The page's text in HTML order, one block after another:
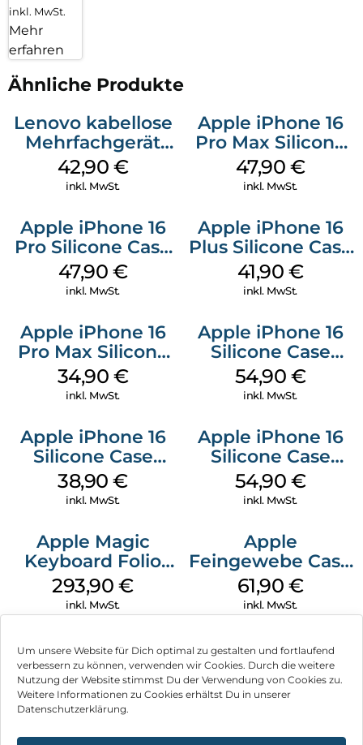
Um unsere Website für Dich optimal zu gestalten und fortlaufend
verbessern zu können, verwenden wir Cookies. Durch die weitere
Nutzung der Website stimmst Du der Verwendung von Cookies zu.
Weitere Informationen zu Cookies erhältst Du in unserer
Datenschutzerklärung.
inkl. MwSt.
Mehr
erfahren
Ähnliche Produkte
Lenovo kabellose
Mehrfachgerät
Luna Grey
42,90 €
inkl. MwSt.
Apple iPhone 16
Pro Max Silicone
Case MagSafe
Black
47,90 €
inkl. MwSt.
Apple iPhone 16
Pro Silicone Case
MagSafe Denim
47,90 €
inkl. MwSt.
Apple iPhone 16
Plus Silicone Case
MagSafe Stone
Gray
41,90 €
inkl. MwSt.
Apple iPhone 16
Pro Max Silicone
Case MagSafe
Denim
34,90 €
inkl. MwSt.
Apple iPhone 16
Silicone Case
MagSafe Black
54,90 €
inkl. MwSt.
Apple iPhone 16
Silicone Case
MagSafe
Ultramarine
38,90€
inkl. MwSt.
Apple iPhone 16
Silicone Case
MagSafe Lake
Green
54,90 €
inkl. MwSt.
Apple Magic
Keyboard Folio
iPad 10.9″ (10.Gen.)
Weiß
293,90€
inkl. MwSt.
Apple
Feingewebe Case
iPhone 15 Pro
MagSafe Schwarz
61,90 €
inkl. MwSt.
Impressum